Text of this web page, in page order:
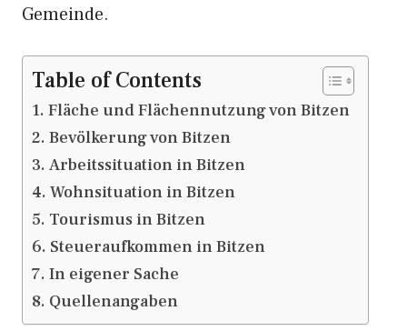
Gemeinde.
Table of Contents
Fläche und Flächennutzung von Bitzen
Bevölkerung von Bitzen
Arbeitssituation in Bitzen
Wohnsituation in Bitzen
Tourismus in Bitzen
Steueraufkommen in Bitzen
In eigener Sache
Quellenangaben